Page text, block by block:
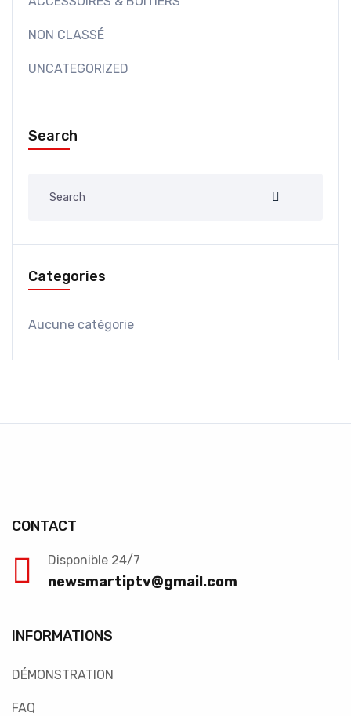
NON CLASSÉ
UNCATEGORIZED
Search
Categories
Aucune catégorie
CONTACT
Disponible 24/7
newsmartiptv@gmail.com
INFORMATIONS
DÉMONSTRATION
FAQ